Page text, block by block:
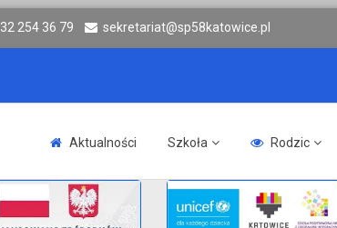
32 254 36 79 sekretariat@sp58katowice.pl
Aktualności Szkoła Rodzic